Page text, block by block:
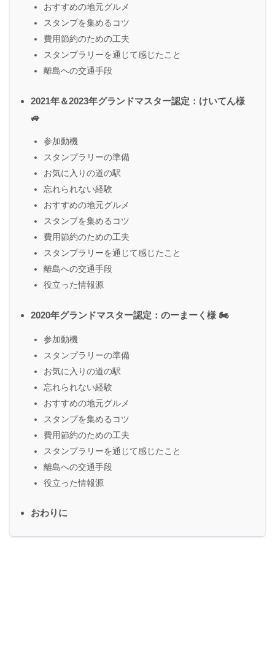
おすすめの地元グルメ
スタンプを集めるコツ
費用節約のための工夫
スタンプラリーを通じて感じたこと
離島への交通手段
2021年＆2023年グランドマスター認定：けいてん様
🚙
参加動機
スタンプラリーの準備
お気に入りの道の駅
忘れられない経験
おすすめの地元グルメ
スタンプを集めるコツ
費用節約のための工夫
スタンプラリーを通じて感じたこと
離島への交通手段
役立った情報源
2020年グランドマスター認定：のーまーく様 🏍
参加動機
スタンプラリーの準備
お気に入りの道の駅
忘れられない経験
おすすめの地元グルメ
スタンプを集めるコツ
費用節約のための工夫
スタンプラリーを通じて感じたこと
離島への交通手段
役立った情報源
おわりに